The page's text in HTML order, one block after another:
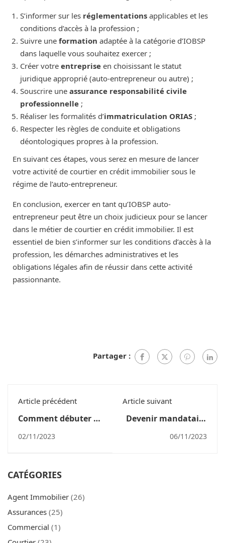
S’informer sur les réglementations applicables et les
conditions d’accès à la profession ;
Suivre une formation adaptée à la catégorie d’IOBSP
dans laquelle vous souhaitez exercer ;
Créer votre entreprise en choisissant le statut
juridique approprié (auto-entrepreneur ou autre) ;
Souscrire une assurance responsabilité civile
professionnelle ;
Réaliser les formalités d’immatriculation ORIAS ;
Respecter les règles de conduite et obligations
déontologiques propres à la profession.
En suivant ces étapes, vous serez en mesure de lancer
votre activité de courtier en crédit immobilier sous le
régime de l’auto-entrepreneur.
En conclusion, exercer en tant qu’IOBSP auto-
entrepreneur peut être un choix judicieux pour se lancer
dans le métier de courtier en crédit immobilier. Il est
essentiel de bien s’informer sur les conditions d’accès à la
profession, les démarches administratives et les
obligations légales afin de réussir dans cette activité
passionnante.
Partager :
Article précédent
Comment débuter et
diplôme ?
02/11/2023
Article suivant
Devenir mandataire
06/11/2023
CATÉGORIES
Agent Immobilier (26)
Assurances (25)
Commercial (1)